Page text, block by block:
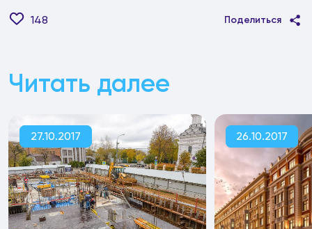
148 Поделиться
Читать далее
27.10.2017 26.10.2017